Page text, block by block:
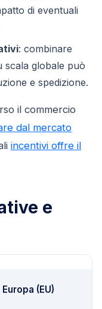
di eventuali
: combinare
scala globale può
e spedizione.
il commercio
dal mercato
incentivi offre il
e
Europa (EU)